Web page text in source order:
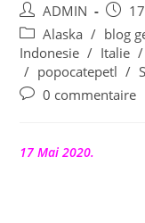
Auteur/autrice
de
la
publication :
ADMIN
Post
category:
Alaska / blog
Indonesie / Italie /
/ popocatepetl /
Commentaires
publication :
0 commentaire
17 Mai 2020.